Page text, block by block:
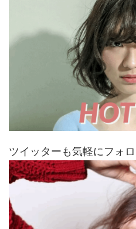
ツイッターも気軽にフォ